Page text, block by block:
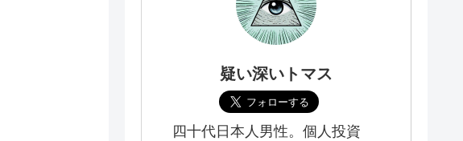
疑い深いトマス
四十代日本人男性。個人投資